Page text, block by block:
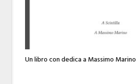
Un libro con dedica a Massimo Marino